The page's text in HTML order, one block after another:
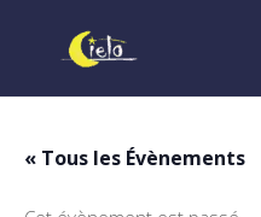
« Tous les Évènements